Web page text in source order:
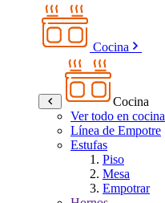
Cocina
Cocina
Ver todo en cocina
Línea de Empotre
Estufas
Piso
Mesa
Empotrar